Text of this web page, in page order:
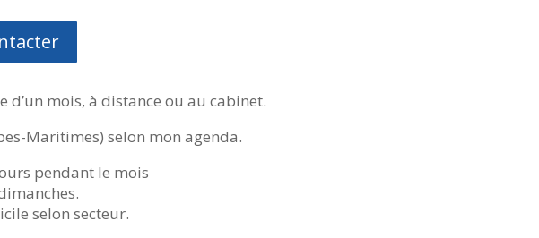
d’un mois, à distance ou au cabinet.
Maritimes) selon mon agenda.
pendant le mois
selon secteur.